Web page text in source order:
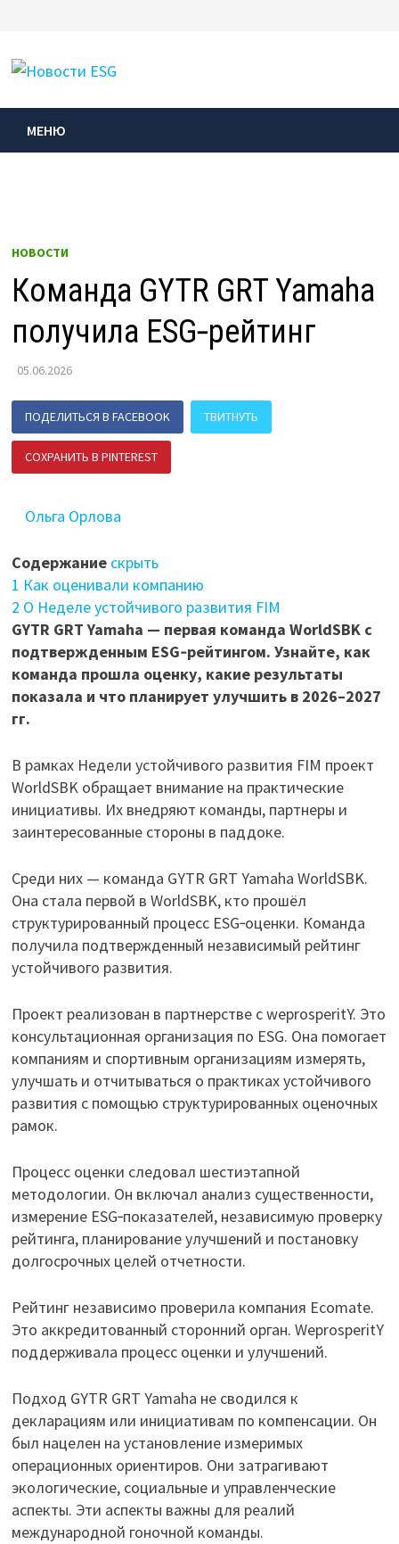
содержимому
МЕНЮ
НОВОСТИ
Команда GYTR GRT Yamaha
получила ESG‑рейтинг
05.06.2026
ПОДЕЛИТЬСЯ В FACEBOOK ТВИТНУТЬ
СОХРАНИТЬ В PINTEREST
Ольга Орлова
Содержание скрыть
1 Как оценивали компанию
2 О Неделе устойчивого развития FIM
GYTR GRT Yamaha — первая команда WorldSBK с
подтвержденным ESG‑рейтингом. Узнайте, как
команда прошла оценку, какие результаты
показала и что планирует улучшить в 2026–2027
гг.
В рамках Недели устойчивого развития FIM проект
WorldSBK обращает внимание на практические
инициативы. Их внедряют команды, партнеры и
заинтересованные стороны в паддоке.
Среди них — команда GYTR GRT Yamaha WorldSBK.
Она стала первой в WorldSBK, кто прошёл
структурированный процесс ESG‑оценки. Команда
получила подтвержденный независимый рейтинг
устойчивого развития.
Проект реализован в партнерстве с weprosperitY. Это
консультационная организация по ESG. Она помогает
компаниям и спортивным организациям измерять,
улучшать и отчитываться о практиках устойчивого
развития с помощью структурированных оценочных
рамок.
Процесс оценки следовал шестиэтапной
методологии. Он включал анализ существенности,
измерение ESG‑показателей, независимую проверку
рейтинга, планирование улучшений и постановку
долгосрочных целей отчетности.
Рейтинг независимо проверила компания Ecomate.
Это аккредитованный сторонний орган. WeprosperitY
поддерживала процесс оценки и улучшений.
Подход GYTR GRT Yamaha не сводился к
декларациям или инициативам по компенсации. Он
был нацелен на установление измеримых
операционных ориентиров. Они затрагивают
экологические, социальные и управленческие
аспекты. Эти аспекты важны для реалий
международной гоночной команды.